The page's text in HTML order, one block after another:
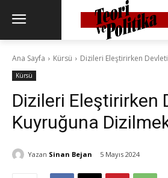
Ana Sayfa Kürsü Dizileri Eleştirirken
Kürsü
Dizileri Eleştirirken
Kuyruğuna
Yazan Sinan Bejan 5 Mayıs 2024